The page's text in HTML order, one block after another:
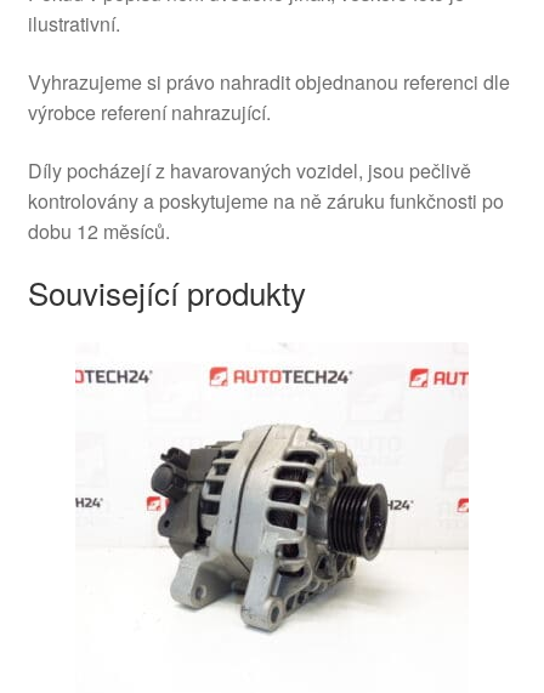
ilustrativní.
Vyhrazujeme si právo nahradit objednanou referenci dle
výrobce referení nahrazující.
Díly pocházejí z havarovaných vozidel, jsou pečlivě
kontrolovány a poskytujeme na ně záruku funkčnosti po
dobu 12 měsíců.
Související produkty